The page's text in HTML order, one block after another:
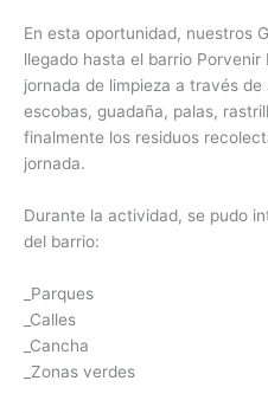
En esta oportunidad, nuestros
llegado hasta el barrio Porvenir
jornada de limpieza a través
escobas, guadaña, palas,
finalmente los residuos
jornada.
Durante la actividad, se pudo
del barrio:
_Parques
_Calles
_Cancha
_Zonas verdes